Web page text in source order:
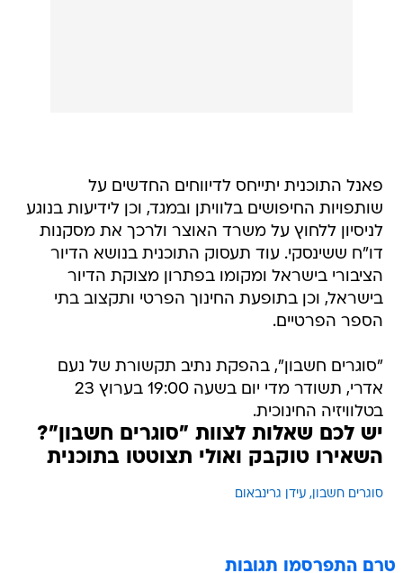
פאנל התוכנית יתייחס לדיווחים החדשים על
שותפויות החיפושים בלוויתן ובמגד, וכן לידיעות בנוגע
לניסיון ללחוץ על משרד האוצר ולרכך את מסקנות
דו"ח ששינסקי. עוד תעסוק התוכנית בנושא הדיור
הציבורי בישראל ומקומו בפתרון מצוקת הדיור
בישראל, וכן בתופעת החינוך הפרטי ותקצוב בתי
הספר הפרטיים.
"סוגרים חשבון", בהפקת נתיב תקשורת של נעם
אדרי, תשודר מדי יום בשעה 19:00 בערוץ 23
בטלוויזיה החינוכית.
יש לכם שאלות לצוות "סוגרים חשבון"?
השאירו טוקבק ואולי תצוטטו בתוכנית
סוגרים חשבון עידן גרינבאום
טרם התפרסמו תגובות